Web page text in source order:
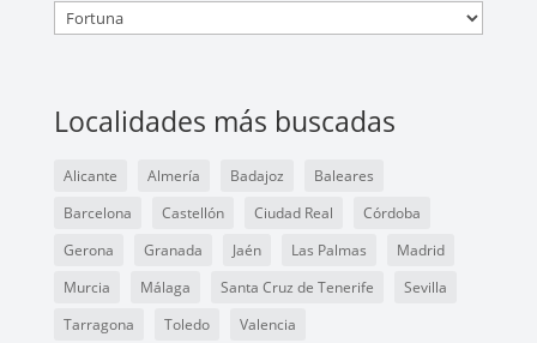
Localidades más buscadas
Alicante Almería Badajoz
Baleares
Barcelona
Castellón Ciudad Real
Córdoba
Gerona
Granada Jaén Las Palmas
Madrid
Murcia
Málaga Santa Cruz de Tenerife
Sevilla
Tarragona
Toledo Valencia